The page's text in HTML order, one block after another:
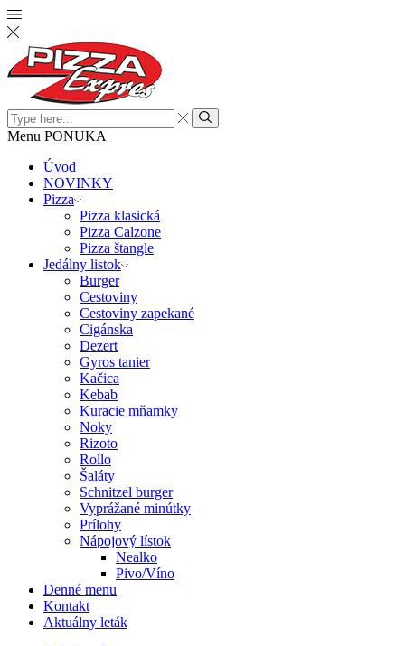
Search
input
Search
Menu PONUKA
Úvod
NOVINKY
Pizza
Pizza klasická
Pizza Calzone
Pizza štangle
Jedálny listok
Burger
Cestoviny
Cestoviny zapekané
Cigánska
Dezert
Gyros tanier
Kačica
Kebab
Kuracie mňamky
Noky
Rizoto
Rollo
Šaláty
Schnitzel burger
Vyprážané minútky
Prílohy
Nápojový lístok
Nealko
Pivo/Víno
Denné menu
Kontakt
Aktuálny leták